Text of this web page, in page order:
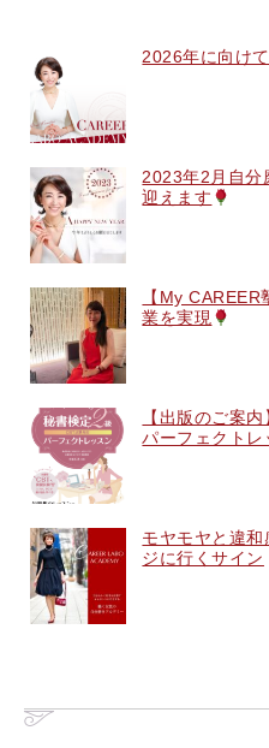
2026年に向け
2023年2月自分
迎えます
【My
業を実現
【出版のご案
パーフェクトレ
モヤモヤと違
ジに行くサイン